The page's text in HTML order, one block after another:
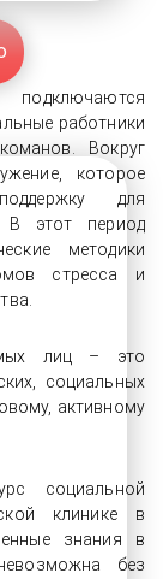
работники
Вокруг
которое
для
В этот период
методики
стресса и
лиц – это
социальных
активному
социальной
клинике в
знания в
без